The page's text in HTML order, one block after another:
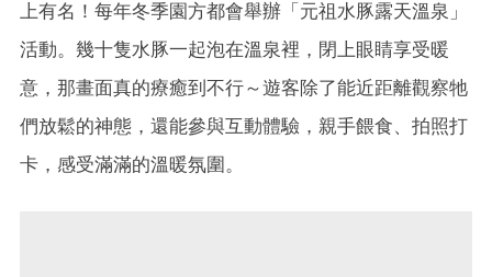
上有名！每年冬季園方都會舉辦「元祖水豚露天溫泉」
活動。幾十隻水豚一起泡在溫泉裡，閉上眼睛享受暖
意，那畫面真的療癒到不行～遊客除了能近距離觀察牠
們放鬆的神態，還能參與互動體驗，親手餵食、拍照打
卡，感受滿滿的溫暖氛圍。